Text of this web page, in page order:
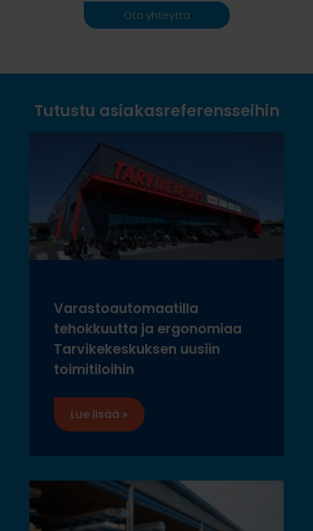
Ota yhteyttä
Tutustu asiakasreferensseihin
Varastoautomaatilla
tehokkuutta ja ergonomiaa
Tarvikekeskuksen uusiin
toimitiloihin
Lue lisää »